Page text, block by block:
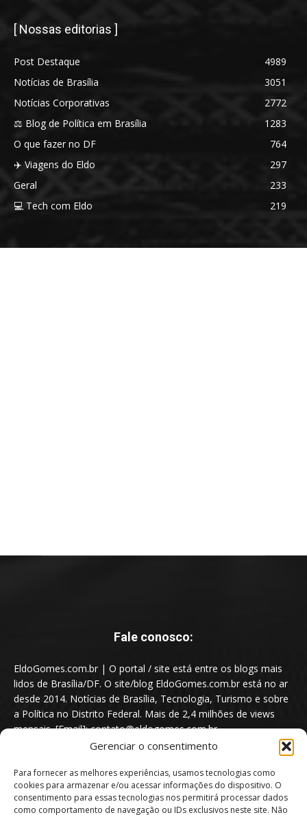
Gerenciar o consentimento
Para fornecer as melhores experiências, usamos tecnologias como
cookies para armazenar e/ou acessar informações do dispositivo. O
consentimento para essas tecnologias nos permitirá processar dados
como comportamento de navegação ou IDs exclusivos neste site. Não
[ Nossas editorias ]
Post Destaque
4989
Notícias de Brasília
3051
Notícias Corporativas
2772
⚖️ Blog de Política em Brasília
1283
O que fazer no DF
764
✈️ Viagens do Eldo
297
Geral
233
💻 Tech com Eldo
219
Fale conosco:
EldoGomes.com.br | O portal / site está entre os blogs mais
lidos de Brasília/DF. O site/blog EldoGomes.com.br está no ar
desde 2014. Notícias de Brasília, Tecnologia, Turismo e sobre
a Política no Distrito Federal. Mais de 2,4 milhões de views
mensais. [Email]: contato@eldogomes.com.br